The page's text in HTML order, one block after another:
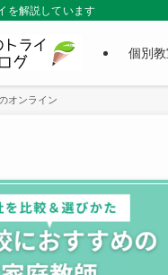
を解説しています
個別
オンライン